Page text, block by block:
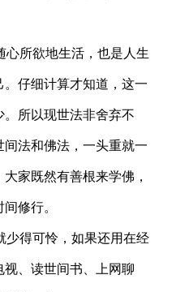
心所欲地生活，也是人生
仔细计算才知道，这一
所以现世法非舍弃不
法和佛法，一头重就一
家既然有善根来学佛，
修行。
少得可怜，如果还用在经
、读世间书、上网聊